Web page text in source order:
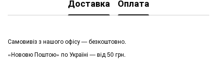
Доставка Оплата
Самовивіз з нашого офісу — безкоштовно.
«Нововю Поштою» по Україні — від 50 грн.